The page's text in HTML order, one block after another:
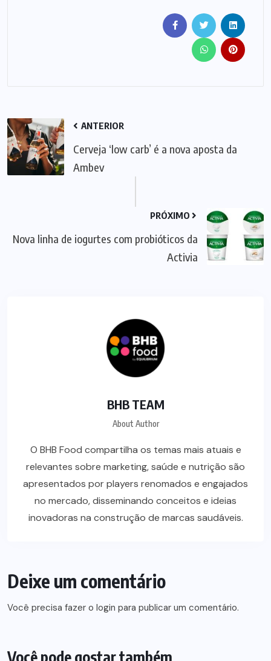
ANTERIOR
Cerveja ‘low carb’ é a nova aposta da
Ambev
PRÓXIMO
Nova linha de iogurtes com probióticos da
Activia
BHB TEAM
About Author
O BHB Food compartilha os temas mais atuais e
relevantes sobre marketing, saúde e nutrição são
apresentados por players renomados e engajados
no mercado, disseminando conceitos e ideias
inovadoras na construção de marcas saudáveis.
Deixe um comentário
Você precisa fazer o login para publicar um comentário.
Você pode gostar também